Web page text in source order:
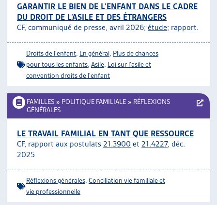
GARANTIR LE BIEN DE L’ENFANT DANS LE CADRE
DU DROIT DE L’ASILE ET DES ÉTRANGERS
CF, communiqué de presse, avril 2026; étude; rapport.
Droits de l'enfant En général Plus de chances
pour tous les enfants Asile Loi sur l'asile et
convention droits de l'enfant
FAMILLES » POLITIQUE FAMILIALE » RÉFLEXIONS
GÉNÉRALES
LE TRAVAIL FAMILIAL EN TANT QUE RESSOURCE
CF, rapport aux postulats 21.3900 et 21.4227, déc.
2025
Réflexions générales Conciliation vie familiale et
vie professionnelle